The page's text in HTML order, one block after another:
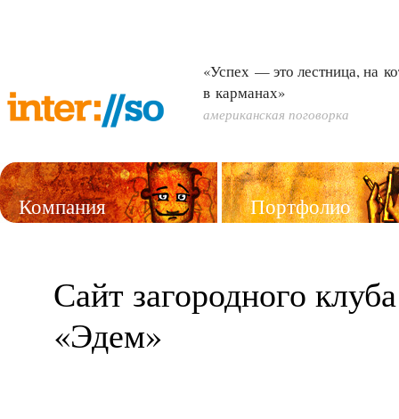
«Успех — это лестница, на
в карманах»
американская поговорка
Компания Портфолио
Сайт загородного клуба
«Эдем»